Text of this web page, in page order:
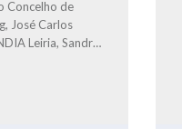
Concelho de
José Carlos
Leiria, Sandra